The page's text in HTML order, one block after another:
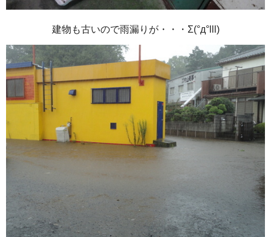
建物も古いので雨漏りが・・・Σ(°д°lll)